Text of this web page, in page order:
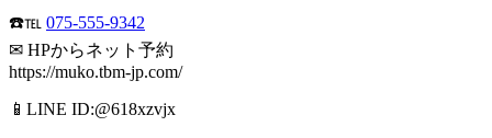
☎️℡ 075-555-9342
✉ HPからネット予約
https://muko.tbm-jp.com/
📱LINE ID:@618xzvjx